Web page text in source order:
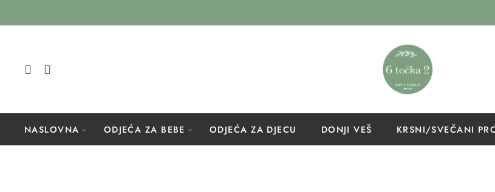
NASLOVNA ODJEĆA ZA BEBE ODJEĆA ZA DJECU DONJI VEŠ KRSNI/SVEČANI